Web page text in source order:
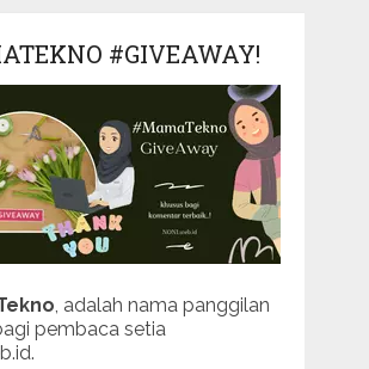
#GIVEAWAY!
, adalah nama panggilan
pembaca setia